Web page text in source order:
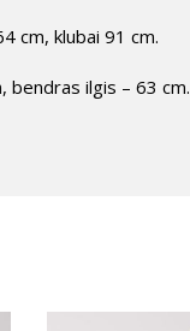
cm, klubai 91 cm.
bendras ilgis – 63 cm.